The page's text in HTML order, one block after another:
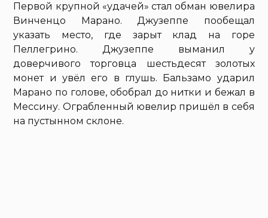
Первой крупной «удачей» стал обман ювелира
Винченцо Марано. Джузеппе пообещал
указать место, где зарыт клад на горе
Пеллегрино. Джузеппе выманил у
доверчивого торговца шестьдесят золотых
монет и увёл его в глушь. Бальзамо ударил
Марано по голове, обобрал до нитки и бежал в
Мессину. Ограбленный ювелир пришёл в себя
на пустынном склоне.